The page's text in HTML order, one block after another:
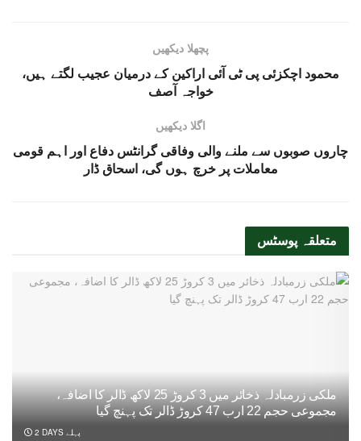
پچھلا دیکھیں
محمود اچکزئی پی ٹی آئی اراکین کے درمیان عجیب لگتے ہیں،
خواجہ آصف
اگلا دیکھیں
چاروں صوبوں سے ملنے والی وفاقی گرانٹس دفاع اور اہم قومی
معاملات پر خرچ ہوں گی، اسحاق ڈار
متعلقہ پوسٹس
ملکی زرمبادلہ ذخائر میں 3 کروڑ 25 لاکھ ڈالر کا اضافہ،
مجموعی حجم 22 ارب 47 کروڑ ڈالر تک پہنچ گیا
2 DAYS پہلے